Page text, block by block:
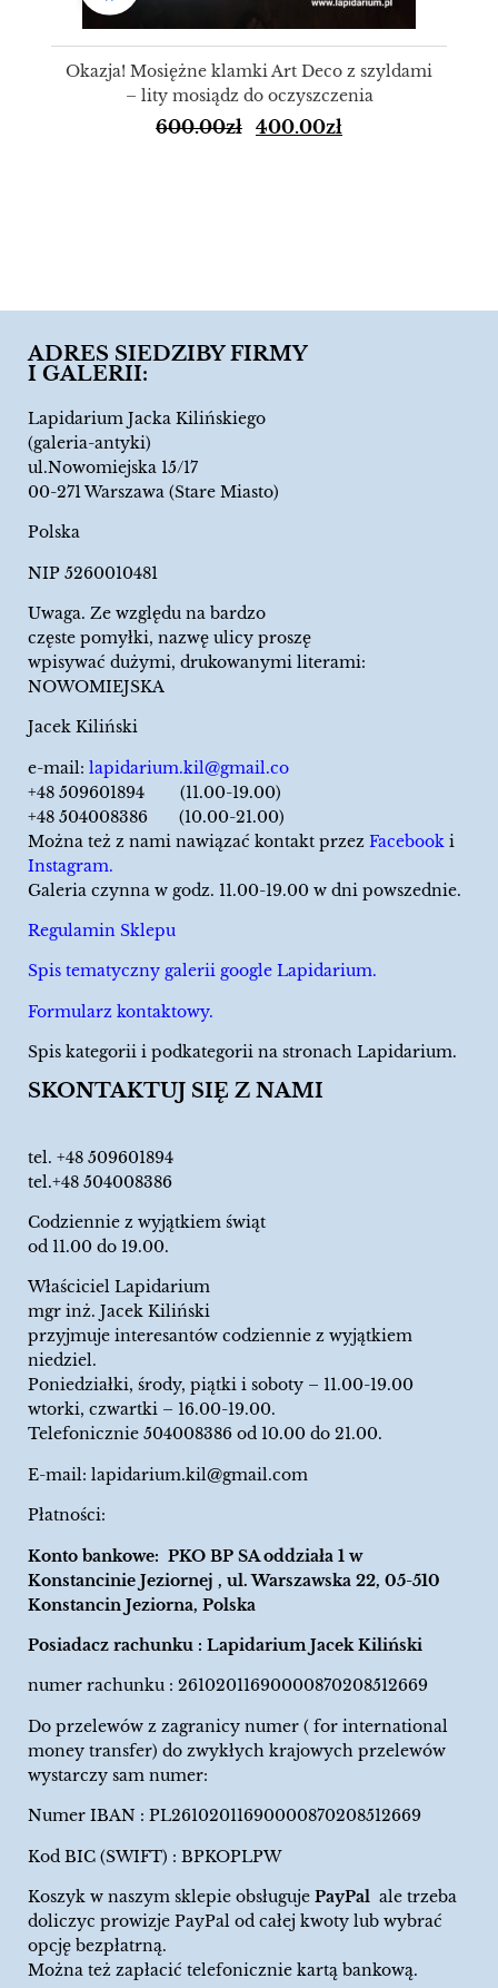
Okazja! Mosiężne klamki Art Deco z szyldami
– lity mosiądz do oczyszczenia
600.00zł 400.00zł
ADRES SIEDZIBY FIRMY
I GALERII:
Lapidarium Jacka Kilińskiego
(galeria-antyki)
ul.Nowomiejska 15/17
00-271 Warszawa (Stare Miasto)
Polska
NIP 5260010481
Uwaga. Ze względu na bardzo
częste pomyłki, nazwę ulicy proszę
wpisywać dużymi, drukowanymi literami:
NOWOMIEJSKA
Jacek Kiliński
e-mail: lapidarium.kil@gmail.co
+48 509601894 (11.00-19.00)
+48 504008386 (10.00-21.00)
Można też z nami nawiązać kontakt przez Facebook i
Instagram.
Galeria czynna w godz. 11.00-19.00 w dni powszednie.
Regulamin Sklepu
Spis tematyczny galerii google Lapidarium.
Formularz kontaktowy.
Spis kategorii i podkategorii na stronach Lapidarium.
SKONTAKTUJ SIĘ Z NAMI
tel. +48 509601894
tel.+48 504008386
Codziennie z wyjątkiem świąt
od 11.00 do 19.00.
Właściciel Lapidarium
mgr inż. Jacek Kiliński
przyjmuje interesantów codziennie z wyjątkiem
niedziel.
Poniedziałki, środy, piątki i soboty – 11.00-19.00
wtorki, czwartki – 16.00-19.00.
Telefonicznie 504008386 od 10.00 do 21.00.
E-mail: lapidarium.kil@gmail.com
Płatności:
Konto bankowe: PKO BP SA oddziała 1 w
Konstancinie Jeziornej , ul. Warszawska 22, 05-510
Konstancin Jeziorna, Polska
Posiadacz rachunku : Lapidarium Jacek Kiliński
numer rachunku : 26102011690000870208512669
Do przelewów z zagranicy numer ( for international
money transfer) do zwykłych krajowych przelewów
wystarczy sam numer:
Numer IBAN : PL26102011690000870208512669
Kod BIC (SWIFT) : BPKOPLPW
Koszyk w naszym sklepie obsługuje PayPal ale trzeba
doliczyc prowizje PayPal od całej kwoty lub wybrać
opcję bezpłatrną.
Można też zapłacić telefonicznie kartą bankową.